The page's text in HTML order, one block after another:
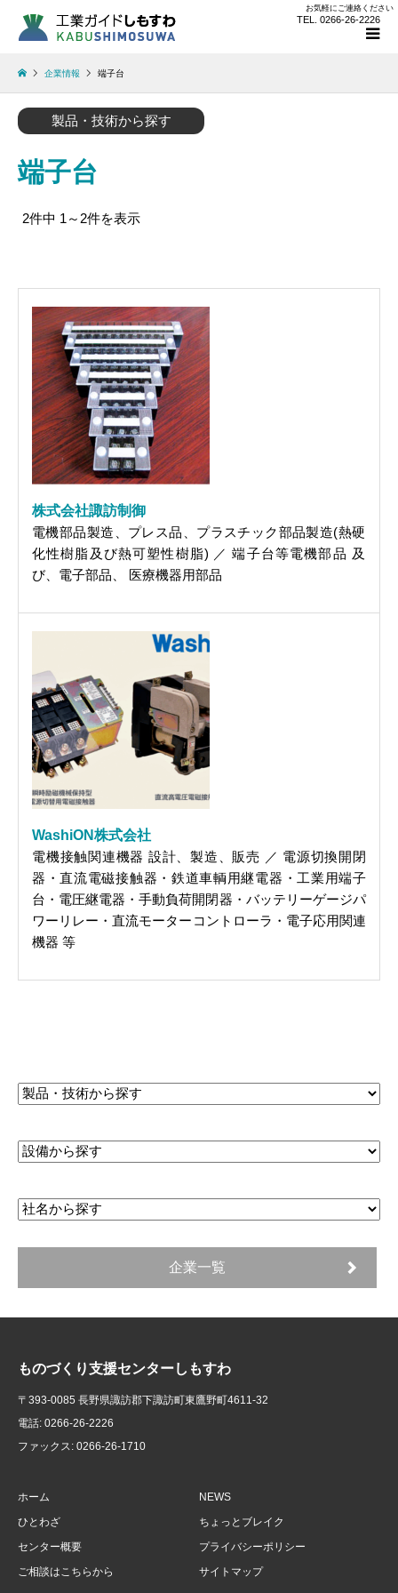
お気軽にご連絡ください
TEL. 0266-26-2226
企業情報 端子台
製品・技術から探す
端子台
2件中 1～2件を表示
株式会社諏訪制御
電機部品製造、プレス品、プラスチック部品製造(熱硬
化性樹脂及び熱可塑性樹脂) ／ 端子台等電機部品 及
び、電子部品、 医療機器用部品
WashiON株式会社
電機接触関連機器 設計、製造、販売 ／ 電源切換開閉
器・直流電磁接触器・鉄道車輌用継電器・工業用端子
台・電圧継電器・手動負荷開閉器・バッテリーゲージパ
ワーリレー・直流モーターコントローラ・電子応用関連
機器 等
企業一覧
ものづくり支援センターしもすわ
〒393-0085 長野県諏訪郡下諏訪町東鷹野町4611-32
電話: 0266-26-2226
ファックス: 0266-26-1710
ホーム
ひとわざ
センター概要
ご相談はこちらから
NEWS
ちょっとブレイク
プライバシーポリシー
サイトマップ